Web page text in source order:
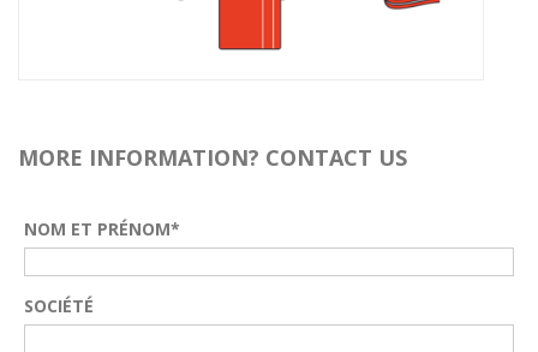
MORE INFORMATION? CONTACT US
NOM ET PRÉNOM*
SOCIÉTÉ